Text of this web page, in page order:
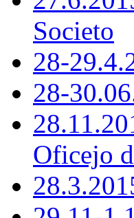
Societo
28-
28-
Oficejo